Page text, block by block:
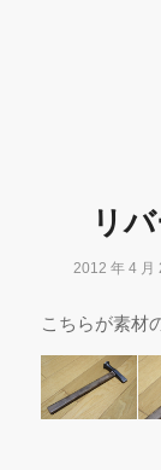
リ
2012 年 4 月
こちらが素材